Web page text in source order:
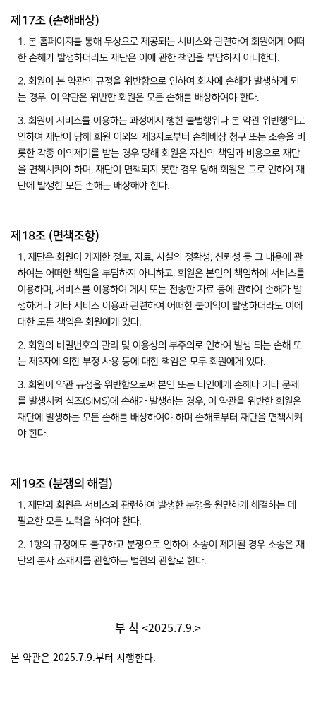
제17조 (손해배상)
1. 본 홈페이지를 통해 무상으로 제공되는 서비스와 관련하여 회원에게 어떠
한 손해가 발생하더라도 재단은 이에 관한 책임을 부담하지 아니한다.
2. 회원이 본 약관의 규정을 위반함으로 인하여 회사에 손해가 발생하게 되
는 경우, 이 약관은 위반한 회원은 모든 손해를 배상하여야 한다.
3. 회원이 서비스를 이용하는 과정에서 행한 불법행위나 본 약관 위반행위로
인하여 재단이 당해 회원 이외의 제3자로부터 손해배상 청구 또는 소송을 비
롯한 각종 이의제기를 받는 경우 당해 회원은 자신의 책임과 비용으로 재단
을 면책시켜야 하며, 재단이 면책되지 못한 경우 당해 회원은 그로 인하여 재
단에 발생한 모든 손해는 배상해야 한다.
제18조 (면책조항)
1. 재단은 회원이 게재한 정보, 자료, 사실의 정확성, 신뢰성 등 그 내용에 관
하여는 어떠한 책임을 부담하지 아니하고, 회원은 본인의 책임하에 서비스를
이용하며, 서비스를 이용하여 게시 또는 전송한 자료 등에 관하여 손해가 발
생하거나 기타 서비스 이용과 관련하여 어떠한 불이익이 발생하더라도 이에
대한 모든 책임은 회원에게 있다.
2. 회원의 비밀번호의 관리 및 이용상의 부주의로 인하여 발생 되는 손해 또
는 제3자에 의한 부정 사용 등에 대한 책임은 모두 회원에게 있다.
3. 회원이 약관 규정을 위반함으로써 본인 또는 타인에게 손해나 기타 문제
를 발생시켜 심즈(SIMS)에 손해가 발생하는 경우, 이 약관을 위반한 회원은
재단에 발생하는 모든 손해를 배상하여야 하며 손해로부터 재단을 면책시켜
야 한다.
제19조 (분쟁의 해결)
1. 재단과 회원은 서비스와 관련하여 발생한 분쟁을 원만하게 해결하는 데
필요한 모든 노력을 하여야 한다.
2. 1항의 규정에도 불구하고 분쟁으로 인하여 소송이 제기될 경우 소송은 재
단의 본사 소재지를 관할하는 법원의 관할로 한다.
부 칙 <2025.7.9.>
본 약관은 2025.7.9.부터 시행한다.